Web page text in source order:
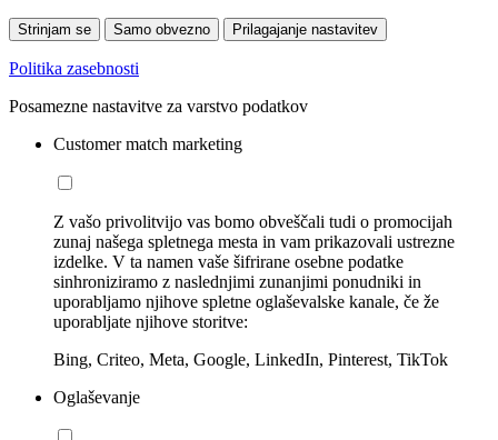
Strinjam se Samo obvezno Prilagajanje nastavitev
Politika zasebnosti
Posamezne nastavitve za varstvo podatkov
Customer match marketing
Z vašo privolitvijo vas bomo obveščali tudi o promocijah
zunaj našega spletnega mesta in vam prikazovali ustrezne
izdelke. V ta namen vaše šifrirane osebne podatke
sinhroniziramo z naslednjimi zunanjimi ponudniki in
uporabljamo njihove spletne oglaševalske kanale, če že
uporabljate njihove storitve:
Bing, Criteo, Meta, Google, LinkedIn, Pinterest, TikTok
Oglaševanje